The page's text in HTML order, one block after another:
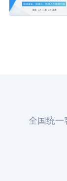
全国统一